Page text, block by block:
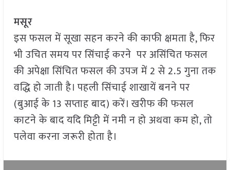
मसूर
इस फसल में सूखा सहन करने की काफी क्षमता है, फिर
भी उचित समय पर सिंचाई करने पर असिंचित फसल
की अपेक्षा सिंचित फसल की उपज में 2 से 2.5 गुना तक
वद्धि हो जाती है। पहली सिंचाई शाखायें बनने पर
(बुआई के 13 सप्ताह बाद) करें। खरीफ की फसल
काटने के बाद यदि मिट्टी में नमी न हो अथवा कम हो, तो
पलेवा करना जरूरी होता है।